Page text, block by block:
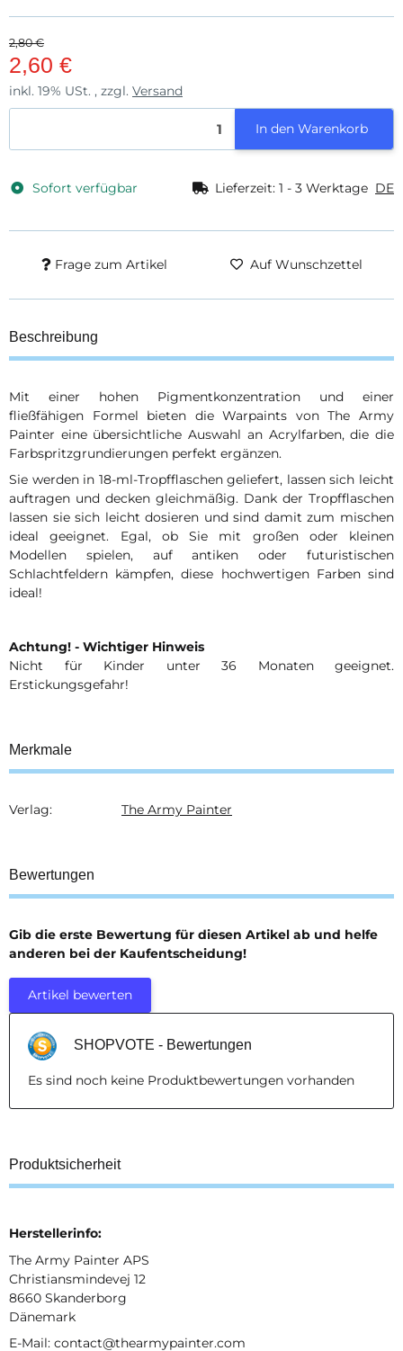
2,80 €
2,60 €
inkl. 19% USt. , zzgl. Versand
In den Warenkorb
Sofort verfügbar Lieferzeit: 1 - 3 Werktage DE
Frage zum Artikel Auf Wunschzettel
Beschreibung
Mit einer hohen Pigmentkonzentration und einer
fließfähigen Formel bieten die Warpaints von The Army
Painter eine übersichtliche Auswahl an Acrylfarben, die die
Farbspritzgrundierungen perfekt ergänzen.
Sie werden in 18-ml-Tropfflaschen geliefert, lassen sich leicht
auftragen und decken gleichmäßig. Dank der Tropfflaschen
lassen sie sich leicht dosieren und sind damit zum mischen
ideal geeignet. Egal, ob Sie mit großen oder kleinen
Modellen spielen, auf antiken oder futuristischen
Schlachtfeldern kämpfen, diese hochwertigen Farben sind
ideal!
Achtung! - Wichtiger Hinweis
Nicht für Kinder unter 36 Monaten geeignet.
Erstickungsgefahr!
Merkmale
Produkteigenschaft
Wert
Verlag: The Army Painter
Bewertungen
Gib die erste Bewertung für diesen Artikel ab und helfe
anderen bei der Kaufentscheidung!
Artikel bewerten
SHOPVOTE - Bewertungen
Es sind noch keine Produktbewertungen vorhanden
Produktsicherheit
Herstellerinfo:
The Army Painter APS
Christiansmindevej 12
8660 Skanderborg
Dänemark
E-Mail: contact@thearmypainter.com